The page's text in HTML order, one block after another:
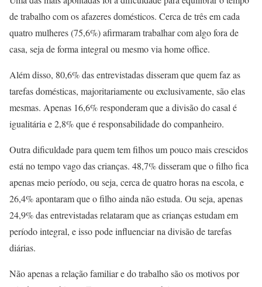
de trabalho com os afazeres domésticos. Cerca de três em cada
quatro mulheres (75,6%) afirmaram trabalhar com algo fora de
casa, seja de forma integral ou mesmo via home office.
Além disso, 80,6% das entrevistadas disseram que quem faz as
tarefas domésticas, majoritariamente ou exclusivamente, são elas
mesmas. Apenas 16,6% responderam que a divisão do casal é
igualitária e 2,8% que é responsabilidade do companheiro.
Outra dificuldade para quem tem filhos um pouco mais crescidos
está no tempo vago das crianças. 48,7% disseram que o filho fica
apenas meio período, ou seja, cerca de quatro horas na escola, e
26,4% apontaram que o filho ainda não estuda. Ou seja, apenas
24,9% das entrevistadas relataram que as crianças estudam em
período integral, e isso pode influenciar na divisão de tarefas
diárias.
Não apenas a relação familiar e do trabalho são os motivos por